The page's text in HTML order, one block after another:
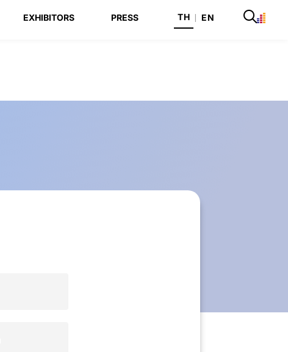
EXHIBITORS PRESS TH | EN